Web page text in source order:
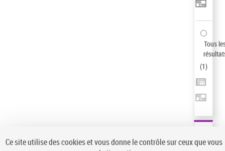
Tous
(1)
Ce site utilise des cookies et vous donne le contrôle sur ceux que vous